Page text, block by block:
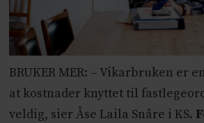
BRUKER MER: – Vikarbruken er
at kostnader knyttet til
veldig, sier Åse Laila Snåre i KS.